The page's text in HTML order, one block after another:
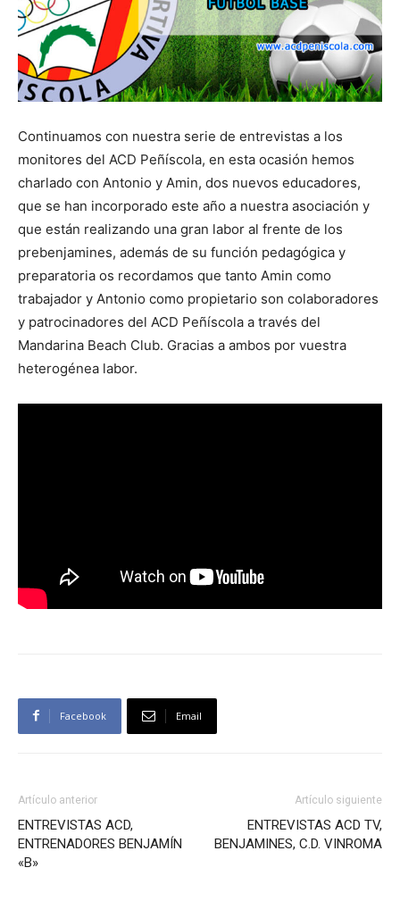
Continuamos con nuestra serie de entrevistas a los
monitores del ACD Peñíscola, en esta ocasión hemos
charlado con Antonio y Amin, dos nuevos educadores,
que se han incorporado este año a nuestra asociación y
que están realizando una gran labor al frente de los
prebenjamines, además de su función pedagógica y
preparatoria os recordamos que tanto Amin como
trabajador y Antonio como propietario son colaboradores
y patrocinadores del ACD Peñíscola a través del
Mandarina Beach Club. Gracias a ambos por vuestra
heterogénea labor.
Facebook Email
Artículo anterior
ENTREVISTAS ACD,
ENTRENADORES BENJAMÍN
«B»
Artículo siguiente
ENTREVISTAS ACD TV,
BENJAMINES, C.D. VINROMA